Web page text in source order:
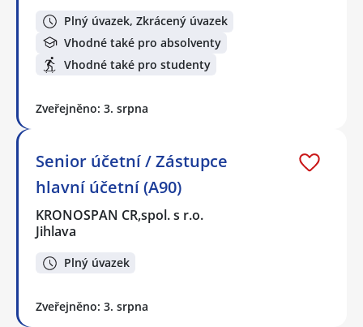
Plný úvazek, Zkrácený úvazek
Vhodné také pro absolventy
Vhodné také pro studenty
Zveřejněno: 3. srpna
Senior účetní / Zástupce
hlavní účetní (A90)
KRONOSPAN CR,spol. s r.o.
Jihlava
Plný úvazek
Zveřejněno: 3. srpna